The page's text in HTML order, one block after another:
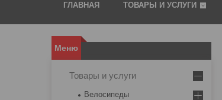
ГЛАВНАЯ ТОВАРЫ И УСЛУГИ
Товары и услуги
Велосипеды